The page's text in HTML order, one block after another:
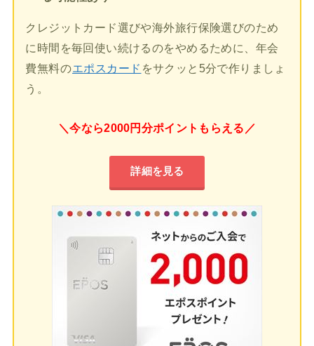
クレジットカード選びや海外旅行保険選びのため
に時間を毎回使い続けるのをやめるために、年会
費無料のエポスカード をサクッと5分で作りましょ
う。
＼今なら2000円分ポイントもらえる／
詳細を見る